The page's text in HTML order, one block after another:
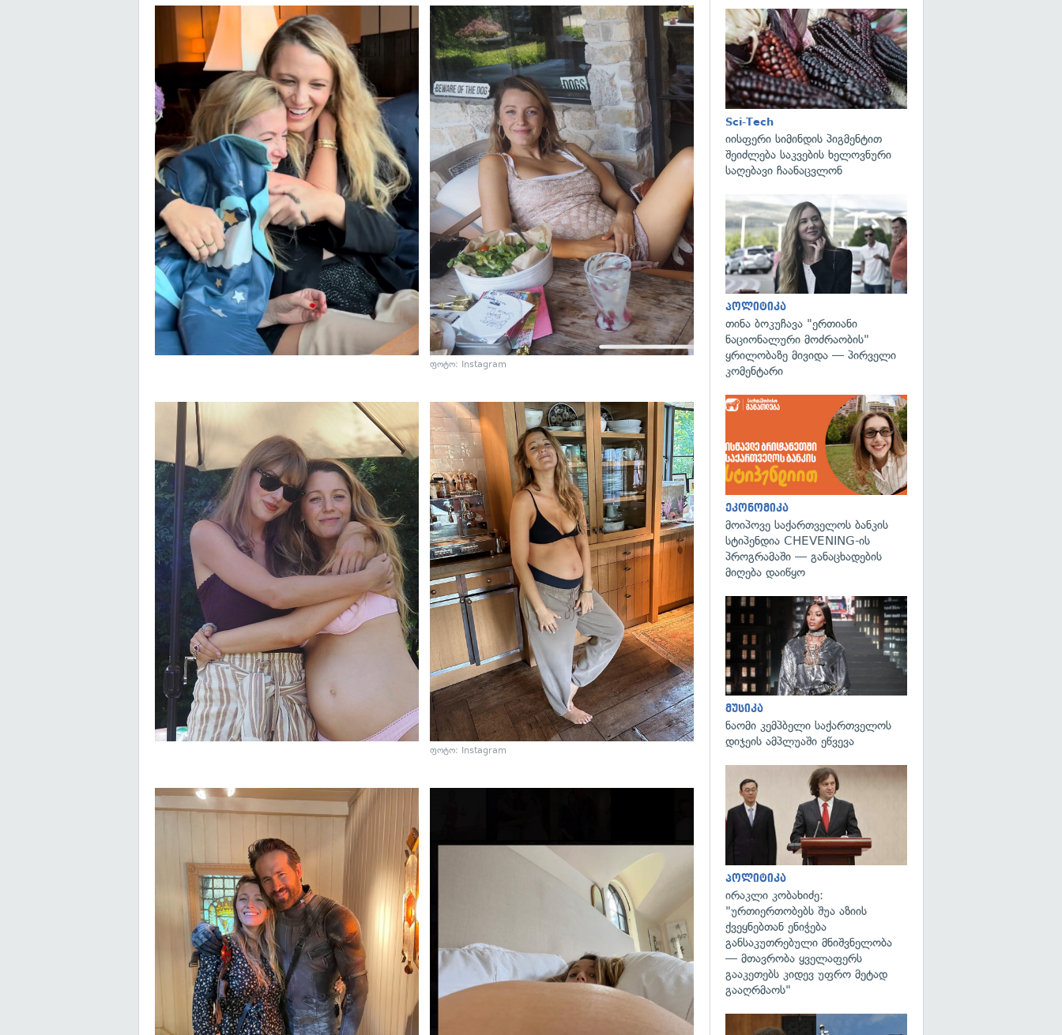
ფოტო: Instagram
ფოტო: Instagram
Sci-Tech
იისფერი სიმინდის პიგმენტით
შეიძლება საკვების ხელოვნური
საღებავი ჩაანაცვლონ
პოლიტიკა
თინა ბოკუჩავა "ერთიანი
ნაციონალური მოძრაობის"
ყრილობაზე მივიდა — პირველი
კომენტარი
ეკონომიკა
მოიპოვე საქართველოს ბანკის
სტიპენდია CHEVENING-ის
პროგრამაში — განაცხადების
მიღება დაიწყო
მუსიკა
ნაომი კემპბელი საქართველოს
დიჯეის ამპლუაში ეწვევა
პოლიტიკა
ირაკლი კობახიძე:
"ურთიერთობებს შუა აზიის
ქვეყნებთან ენიჭება
განსაკუთრებული მნიშვნელობა
— მთავრობა ყველაფერს
გააკეთებს კიდევ უფრო მეტად
გააღრმაოს"